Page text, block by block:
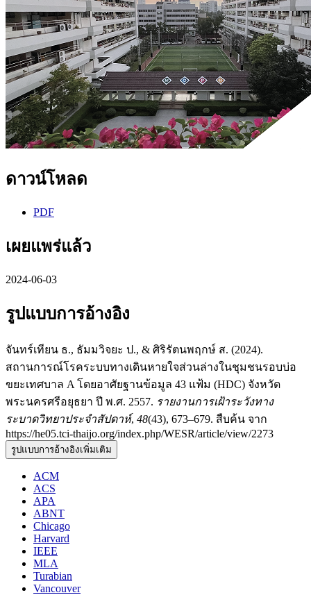
ดาวน์โหลด
PDF
เผยแพร่แล้ว
2024-06-03
รูปแบบการอ้างอิง
จันทร์เทียน ธ., ธัมมวิจยะ ป., & ศิริรัตนพฤกษ์ ส. (2024).
สถานการณ์โรคระบบทางเดินหายใจส่วนล่างในชุมชนรอบบ่อ
ขยะเทศบาล A โดยอาศัยฐานข้อมูล 43 แฟ้ม (HDC) จังหวัด
พระนครศรีอยุธยา ปี พ.ศ. 2557. รายงานการเฝ้าระวังทาง
ระบาดวิทยาประจำสัปดาห์, 48(43), 673–679. สืบค้น จาก
https://he05.tci-thaijo.org/index.php/WESR/article/view/2273
รูปแบบการอ้างอิงเพิ่มเติม
ACM
ACS
APA
ABNT
Chicago
Harvard
IEEE
MLA
Turabian
Vancouver